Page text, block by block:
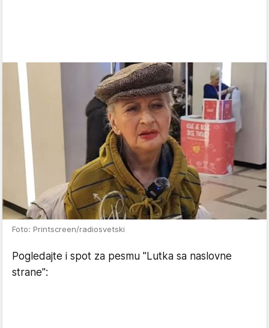
Foto: Printscreen/radiosvetski
Pogledajte i spot za pesmu "Lutka sa naslovne
strane":